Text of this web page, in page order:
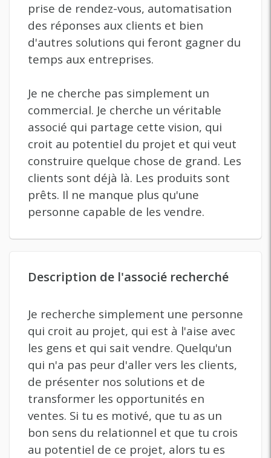
prise de rendez-vous, automatisation
des réponses aux clients et bien
d'autres solutions qui feront gagner du
temps aux entreprises.
Je ne cherche pas simplement un
commercial. Je cherche un véritable
associé qui partage cette vision, qui
croit au potentiel du projet et qui veut
construire quelque chose de grand. Les
clients sont déjà là. Les produits sont
prêts. Il ne manque plus qu'une
personne capable de les vendre.
Description de l'associé recherché
Je recherche simplement une personne
qui croit au projet, qui est à l'aise avec
les gens et qui sait vendre. Quelqu'un
qui n'a pas peur d'aller vers les clients,
de présenter nos solutions et de
transformer les opportunités en
ventes. Si tu es motivé, que tu as un
bon sens du relationnel et que tu crois
au potentiel de ce projet, alors tu es